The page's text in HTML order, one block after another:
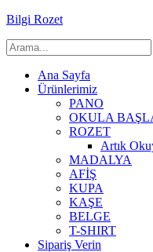
Bilgi Rozet
Ana Sayfa
Ürünlerimiz
PANO
OKULA
ROZET
Artık
MADALYA
AFİŞ
KUPA
KAŞE
BELGE
T-SHIRT
Sipariş Verin